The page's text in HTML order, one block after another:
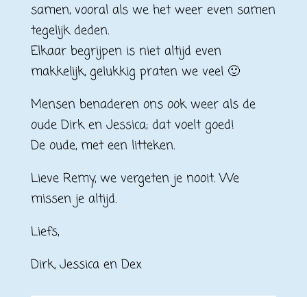
samen, vooral als we het weer even samen
tegelijk deden.
Elkaar begrijpen is niet altijd even
makkelijk, gelukkig praten we veel 🙂
Mensen benaderen ons ook weer als de
oude Dirk en Jessica; dat voelt goed!
De oude, met een litteken.
Lieve Remy, we vergeten je nooit. We
missen je altijd.
Liefs,
Dirk, Jessica en Dex